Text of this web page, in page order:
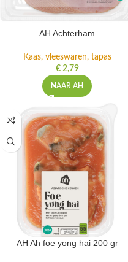
AH Achterham
Kaas, vleeswaren, tapas
€2,79
NAAR AH
AH Ah foe yong hai 200 gr